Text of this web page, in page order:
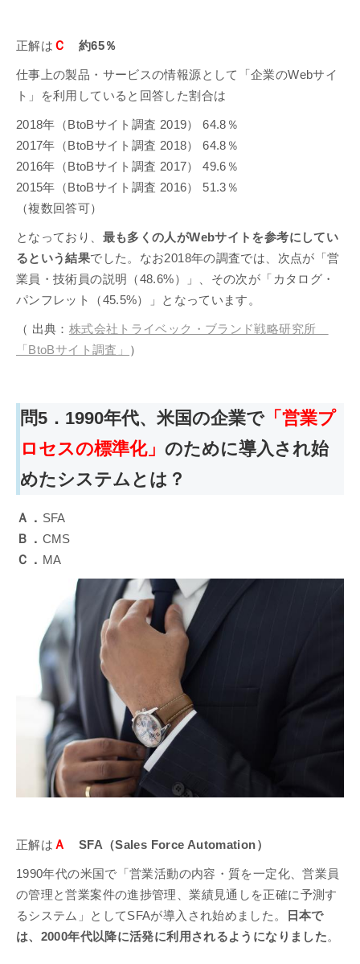
正解は Ｃ 約65％
仕事上の製品・サービスの情報源として「企業のWebサイ
ト」を利用していると回答した割合は
2018年（BtoBサイト調査 2019） 64.8％
2017年（BtoBサイト調査 2018） 64.8％
2016年（BtoBサイト調査 2017） 49.6％
2015年（BtoBサイト調査 2016） 51.3％
（複数回答可）
となっており、 最も多くの人がWebサイトを参考にしてい
るという結果でした。なお2018年の調査では、次点が「営
業員・技術員の説明（48.6%）」、その次が「カタログ・
パンフレット（45.5%）」となっています。
（ 出典： 株式会社トライベック・ブランド戦略研究所
「BtoBサイト調査」
）
問5．1990年代、米国の企業で「営業プ
ロセスの標準化」 のために導入され始
めたシステムとは？
Ａ． SFA
Ｂ． CMS
Ｃ． MA
正解は Ａ SFA（Sales Force Automation）
1990年代の米国で「営業活動の内容・質を一定化、営業員
の管理と営業案件の進捗管理、業績見通しを正確に予測す
るシステム」としてSFAが導入され始めました。
日本で
は、2000年代以降に活発に利用されるようになりました。